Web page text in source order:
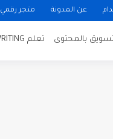
عن المدونة متجر رقمي
بالمحتوى تعلم COPYWRITING